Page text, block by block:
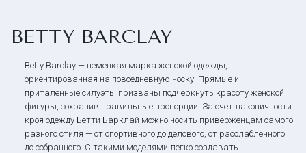
BETTY BARCLAY
Betty Barclay — немецкая марка женской одежды,
ориентированная на повседневную носку. Прямые и
приталенные силуэты призваны подчеркнуть красоту женской
фигуры, сохранив правильные пропорции. За счет лаконичности
кроя одежду Бетти Барклай можно носить приверженцам самого
разного стиля — от спортивного до делового, от расслабленного
до собранного. С такими моделями легко создавать